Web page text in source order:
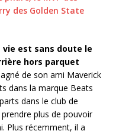
des Golden State
vie est sans doute le
hors parquet
de son ami Maverick
dans la marque Beats
dans le club de
plus de pouvoir
Plus récemment, il a